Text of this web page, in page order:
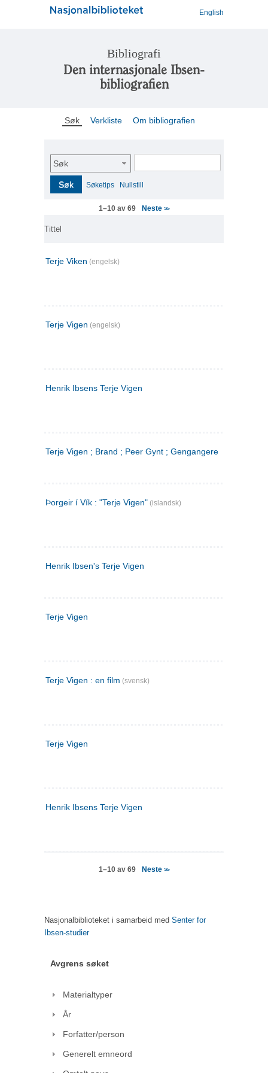
English
Bibliografi
Den internasjonale Ibsen-
bibliografien
Søk Verkliste Om bibliografien
Søk
Søk Søketips Nullstill
1–10 av 69 Neste>>
Tittel
Terje Viken (engelsk)
Terje Vigen (engelsk)
Henrik Ibsens Terje Vigen
Terje Vigen ; Brand ; Peer Gynt ; Gengangere
Þorgeir í Vík : "Terje Vigen" (islandsk)
Henrik Ibsen's Terje Vigen
Terje Vigen
Terje Vigen : en film (svensk)
Terje Vigen
Henrik Ibsens Terje Vigen
1–10 av 69 Neste>>
Nasjonalbiblioteket i samarbeid med Senter for
Ibsen-studier
Avgrens søket
Materialtyper
År
Forfatter/person
Generelt emneord